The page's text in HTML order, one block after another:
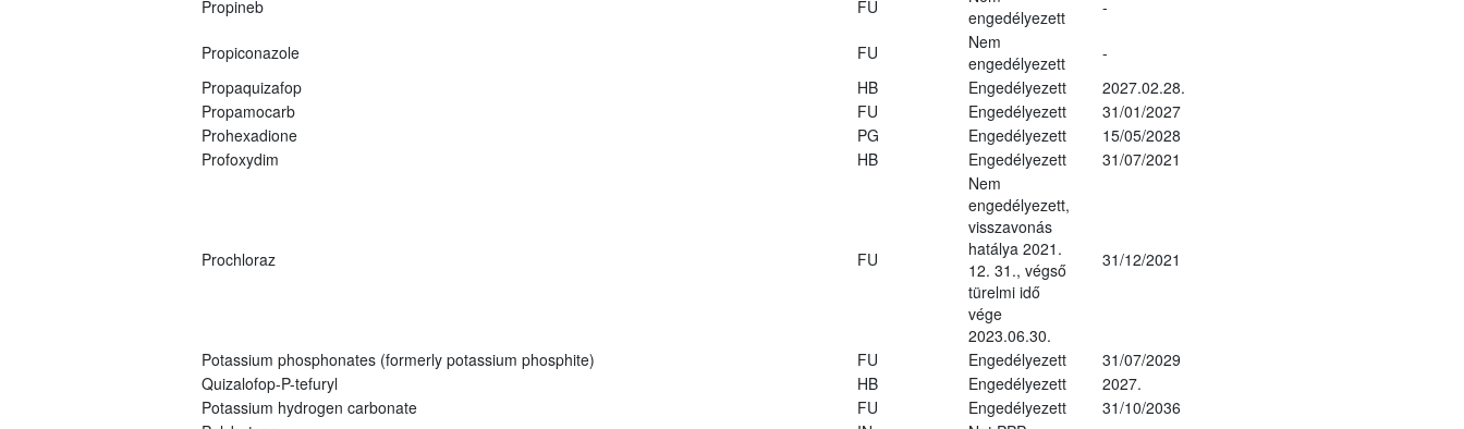
Propineb
FU
engedélyezett
-
Propiconazole FU
Nem
engedélyezett
-
Propaquizafop
HB Engedélyezett
2027.02.28.
Propamocarb
FU Engedélyezett
31/01/2027
Prohexadione
PG Engedélyezett
15/05/2028
Profoxydim
HB Engedélyezett 31/07/2021
Prochloraz FU
Nem
engedélyezett,
visszavonás
hatálya 2021.
12. 31., végső
türelmi idő
vége
2023.06.30.
31/12/2021
Potassium phosphonates (formerly potassium phosphite) FU Engedélyezett
31/07/2029
Quizalofop-P-tefuryl
HB Engedélyezett
2027.
Potassium hydrogen carbonate
FU Engedélyezett
31/10/2036